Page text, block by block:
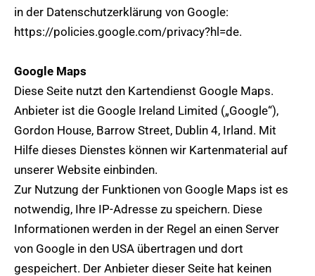
in der Datenschutzerklärung von Google:
https://policies.google.com/privacy?hl=de.
Google Maps
Diese Seite nutzt den Kartendienst Google Maps.
Anbieter ist die Google Ireland Limited („Google“),
Gordon House, Barrow Street, Dublin 4, Irland. Mit
Hilfe dieses Dienstes können wir Kartenmaterial auf
unserer Website einbinden.
Zur Nutzung der Funktionen von Google Maps ist es
notwendig, Ihre IP-Adresse zu speichern. Diese
Informationen werden in der Regel an einen Server
von Google in den USA übertragen und dort
gespeichert. Der Anbieter dieser Seite hat keinen